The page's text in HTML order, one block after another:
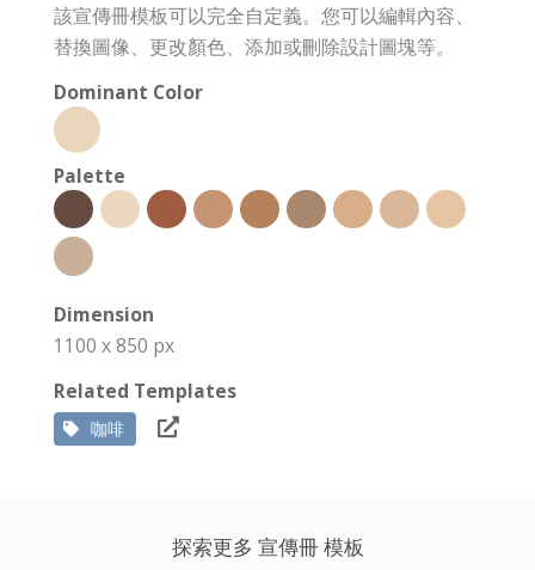
該宣傳冊模板可以完全自定義。您可以編輯內容、
替換圖像、更改顏色、添加或刪除設計圖塊等。
Dominant Color
Palette
Dimension
1100 x 850 px
Related Templates
咖啡
探索更多 宣傳冊 模板